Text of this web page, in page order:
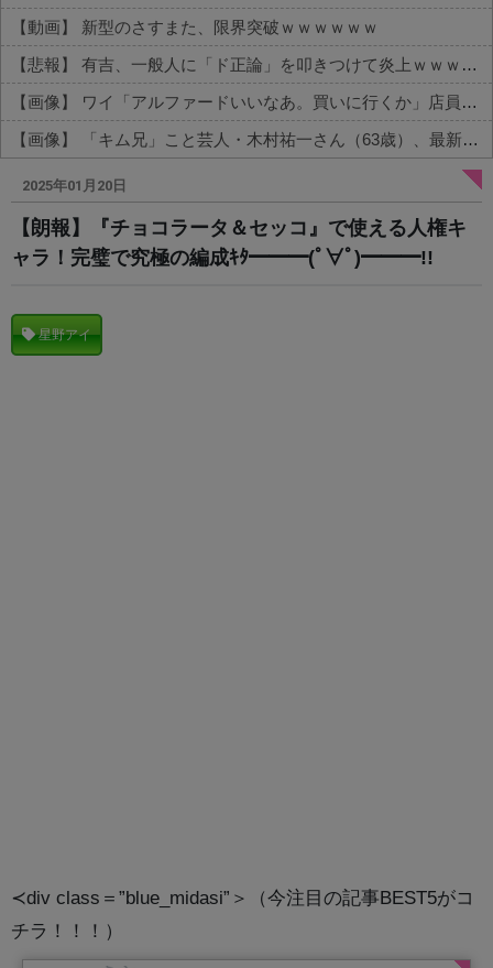
【動画】 新型のさすまた、限界突破ｗｗｗｗｗｗ
【悲報】 有吉、一般人に「ド正論」を叩きつけて炎上ｗｗｗｗｗｗｗｗ
【画像】 ワイ「アルファードいいなあ。買いに行くか」店員「ほいっ見積もりな！」ワイ「金額おかしくね？」←お前らもそう思うよな？？？？？
【画像】 「キム兄」こと芸人・木村祐一さん（63歳）、最新の松本人志さんとのツーショットが完全に別人だとネット騒然！ 「マジで誰かわからん」...
Powered by livedoor 相互RSS
2025年01月20日
【朗報】『チョコラータ＆セッコ』で使える人権キ
ャラ！完璧で究極の編成ｷﾀ━━━(ﾟ∀ﾟ)━━━!!
星野アイ
≺div class＝”blue_midasi”＞（今注目の記事BEST5がコ
チラ！！！）